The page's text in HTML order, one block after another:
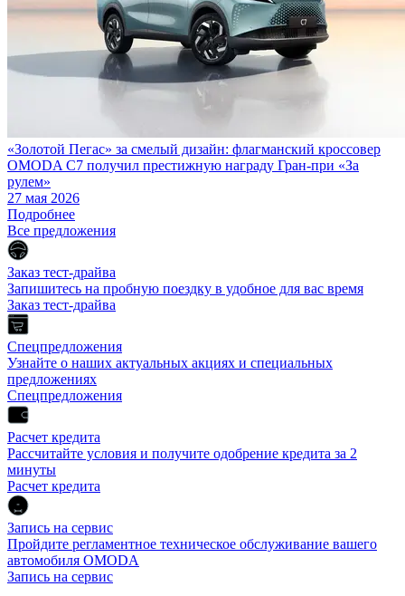
«Золотой Пегас» за смелый дизайн: флагманский кроссовер
OMODA C7 получил престижную награду Гран-при «За
рулем»
27 мая 2026
Подробнее
Все предложения
Заказ тест-драйва
Запишитесь на пробную поездку в удобное для вас время
Заказ тест-драйва
Спецпредложения
Узнайте о наших актуальных акциях и специальных
предложениях
Спецпредложения
Расчет кредита
Рассчитайте условия и получите одобрение кредита за 2
минуты
Расчет кредита
Запись на сервис
Пройдите регламентное техническое обслуживание вашего
автомобиля OMODA
Запись на сервис